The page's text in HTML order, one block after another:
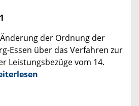
der Ordnung der
Essen über das Verfahren zur
Leistungsbezüge vom 14.